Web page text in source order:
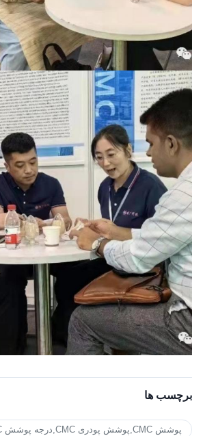
برچسب ها
پوشش CMC,پوشش پودری CMC,درجه پوشش CMC